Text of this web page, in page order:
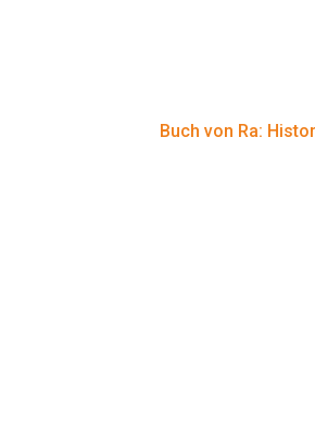
Buch von Ra: